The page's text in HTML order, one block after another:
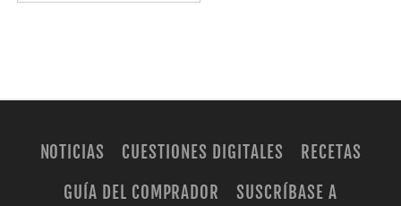
NOTICIAS CUESTIONES DIGITALES
RECETAS
GUÍA DEL COMPRADOR
SUSCRÍBASE A